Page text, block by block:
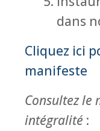
dans
Cliquez ici
manifeste
Consultez le
intégralité :